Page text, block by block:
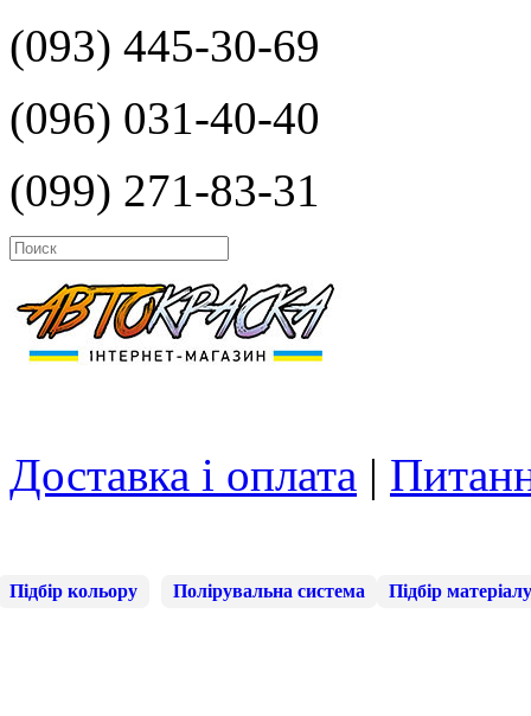
(093) 445-30-69
(096) 031-40-40
(099) 271-83-31
Доставка і оплата |
Підбір кольору Полірувальна система Підбір матеріалу